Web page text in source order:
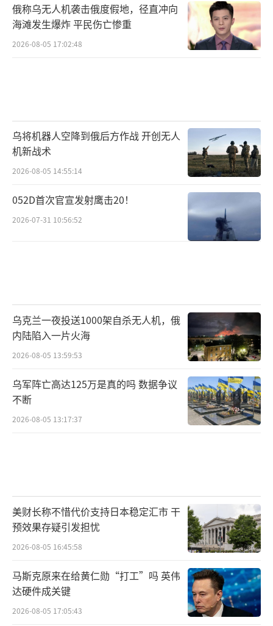
俄称乌无人机袭击俄度假地，径直冲向
海滩发生爆炸 平民伤亡惨重
2026-08-05 17:02:48
乌将机器人空降到俄后方作战 开创无人
机新战术
2026-08-05 14:55:14
052D首次官宣发射鹰击20！
2026-07-31 10:56:52
乌克兰一夜投送1000架自杀无人机，俄
内陆陷入一片火海
2026-08-05 13:59:53
乌军阵亡高达125万是真的吗 数据争议
不断
2026-08-05 13:17:37
美财长称不惜代价支持日本稳定汇市 干
预效果存疑引发担忧
2026-08-05 16:45:58
马斯克原来在给黄仁勋“打工”吗 英伟
达硬件成关键
2026-08-05 17:05:43